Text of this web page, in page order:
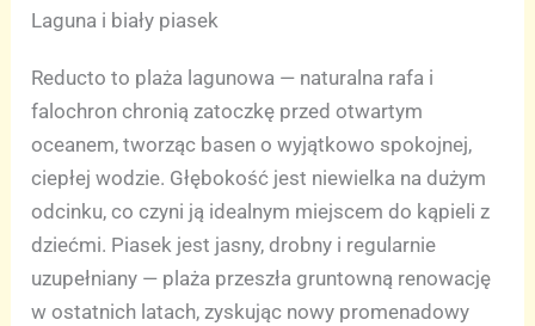
Laguna i biały piasek
Reducto to plaża lagunowa — naturalna rafa i
falochron chronią zatoczkę przed otwartym
oceanem, tworząc basen o wyjątkowo spokojnej,
ciepłej wodzie. Głębokość jest niewielka na dużym
odcinku, co czyni ją idealnym miejscem do kąpieli z
dziećmi. Piasek jest jasny, drobny i regularnie
uzupełniany — plaża przeszła gruntowną renowację
w ostatnich latach, zyskując nowy promenadowy